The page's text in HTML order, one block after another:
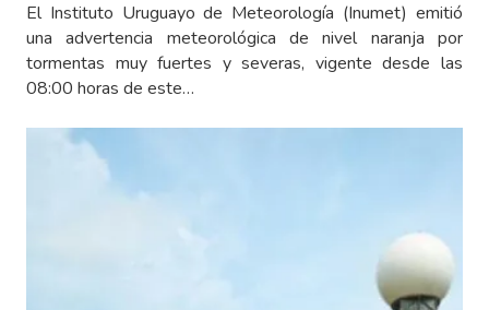
El Instituto Uruguayo de Meteorología (Inumet) emitió
una advertencia meteorológica de nivel naranja por
tormentas muy fuertes y severas, vigente desde las
08:00 horas de este…